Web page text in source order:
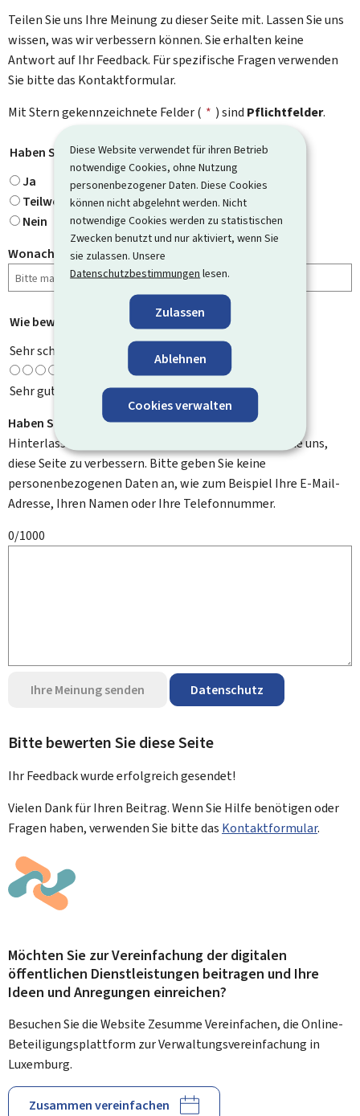
Diese Website verwendet für ihren Betrieb
notwendige Cookies, ohne Nutzung
personenbezogener Daten. Diese Cookies
können nicht abgelehnt werden. Nicht
notwendige Cookies werden zu statistischen
Zwecken benutzt und nur aktiviert, wenn Sie
sie zulassen. Unsere
Datenschutzbestimmungen lesen.
Zulassen
Ablehnen
Cookies verwalten
Teilen Sie uns Ihre Meinung zu dieser Seite mit. Lassen Sie uns
wissen, was wir verbessern können. Sie erhalten keine
Antwort auf Ihr Feedback. Für spezifische Fragen verwenden
Sie bitte das Kontaktformular.
Mit Stern gekennzeichnete Felder ( * ) sind Pflichtfelder.
Haben Sie gefunden, wonach Sie gesucht haben?
Ja
Teilweise
Nein
Wonach haben Sie gesucht?
Wie bewerten Sie diese Seite? *
Sehr schlecht
Sehr gut
Haben Sie Verbesserungsvorschläge?
Hinterlassen Sie uns einen Kommentar und helfen Sie uns,
diese Seite zu verbessern. Bitte geben Sie keine
personenbezogenen Daten an, wie zum Beispiel Ihre E-Mail-
Adresse, Ihren Namen oder Ihre Telefonnummer.
0/1000
Ihre Meinung senden Datenschutz
Bitte bewerten Sie diese Seite
Ihr Feedback wurdeerfolgreichgesendet!
Vielen Dank für Ihren Beitrag. Wenn Sie Hilfe benötigen oder
Fragen haben, verwenden Sie bitte das Kontaktformular.
Möchten Sie zur Vereinfachung der digitalen
öffentlichen Dienstleistungen beitragen und Ihre
Ideen und Anregungen einreichen?
Besuchen Sie die Website Zesumme Vereinfachen, die Online-
Beteiligungsplattform zur Verwaltungsvereinfachung in
Luxemburg.
Zusammen vereinfachen